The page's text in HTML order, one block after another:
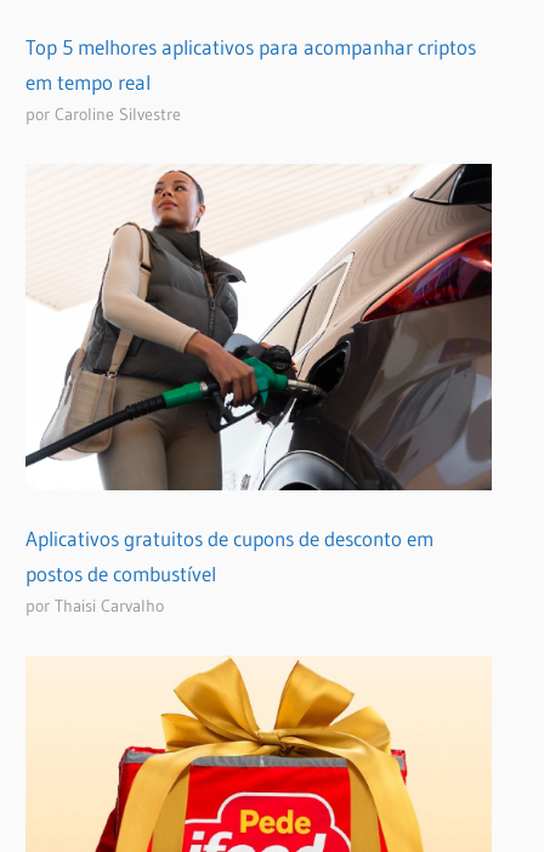
Top 5 melhores aplicativos para acompanhar criptos
em tempo real
por Caroline Silvestre
Aplicativos gratuitos de cupons de desconto em
postos de combustível
por Thaisi Carvalho